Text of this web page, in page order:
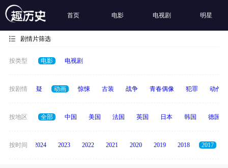
首页 电影 电视剧 明星
剧情片筛选
按类型 电影 电视剧
按剧情
家庭 悬疑 动画 惊悚 古装 战争 青春偶像 犯罪 动作
按地区 全部 中国 美国 法国 英国 日本 韩国 德国
按时间
2025 2024 2023 2022 2021 2020 2019 2018 2017